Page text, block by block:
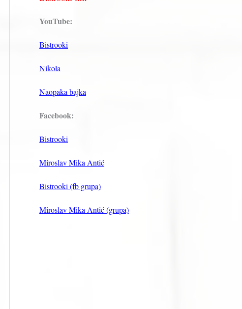
YouTube:
Bistrooki
Nikola
Naopaka bajka
Facebook:
Bistrooki
Miroslav Mika Antić
Bistrooki (fb grupa)
Miroslav Mika Antić (grupa)